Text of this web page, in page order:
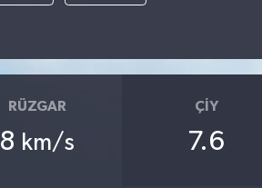
RÜZGAR
8 km/s
ÇIY
7.6